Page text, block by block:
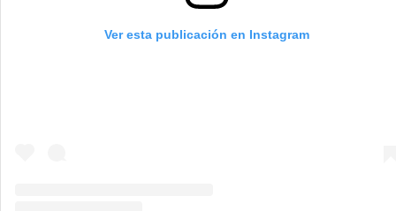
Ver esta publicación en Instagram